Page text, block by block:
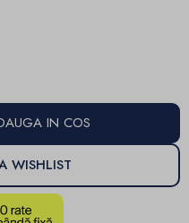
IN COS
WISHLIST